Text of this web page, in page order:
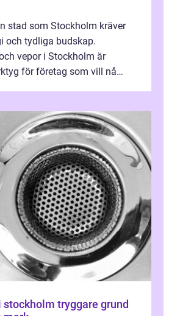
stad som Stockholm kräver
och tydliga budskap.
vepor i Stockholm är
för företag som vill nå
tryggare grund